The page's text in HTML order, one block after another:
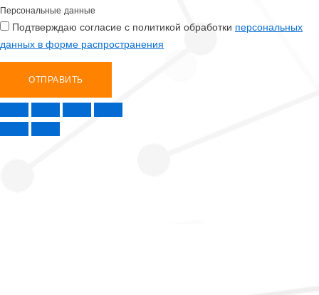
Персональные данные
Подтверждаю согласие с политикой обработки персональных
данных в форме распространения
ОТПРАВИТЬ